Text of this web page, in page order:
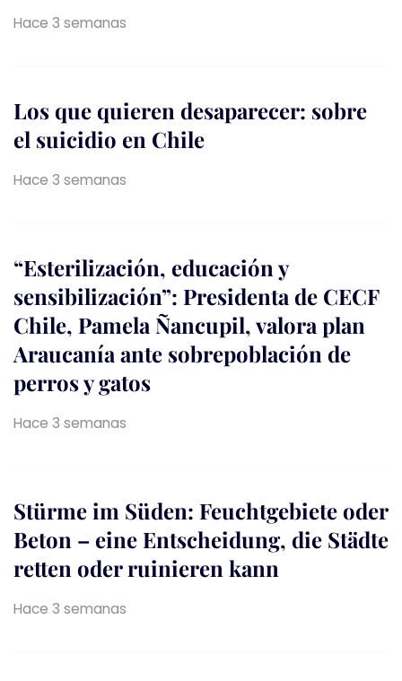
Hace 3 semanas
Los que quieren desaparecer: sobre
el suicidio en Chile
Hace 3 semanas
“Esterilización, educación y
sensibilización”: Presidenta de CECF
Chile, Pamela Ñancupil, valora plan
Araucanía ante sobrepoblación de
perros y gatos
Hace 3 semanas
Stürme im Süden: Feuchtgebiete oder
Beton – eine Entscheidung, die Städte
retten oder ruinieren kann
Hace 3 semanas